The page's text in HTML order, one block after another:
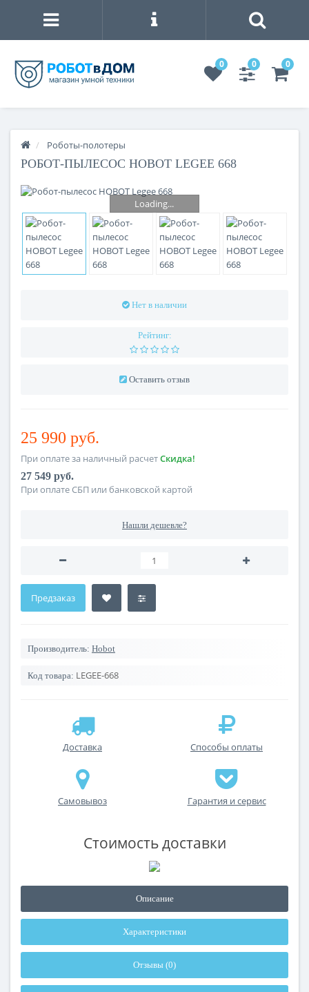
0 0 0
Роботы-полотеры
РОБОТ-ПЫЛЕСОС HOBOT LEGEE 668
Loading...
Нет в наличии
Рейтинг:
Оставить отзыв
25 990 руб.
При оплате за наличный расчетСкидка!
27 549 руб.
При оплате СБП или банковской картой
Нашли дешевле?
Предзаказ
Производитель: Hobot
Код товара: LEGEE-668
Доставка Способы оплаты
Самовывоз Гарантия и сервис
Стоимость доставки
Описание
Характеристики
Отзывы (0)